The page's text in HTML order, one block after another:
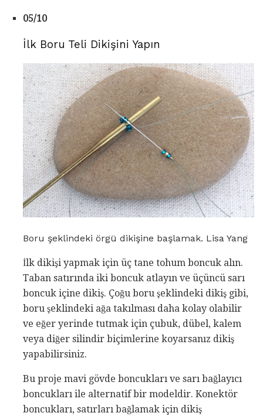
05/10
İlk Boru Teli Dikişini Yapın
Boru şeklindeki örgü dikişine başlamak. Lisa Yang
İlk dikişi yapmak için üç tane tohum boncuk alın.
Taban satırında iki boncuk atlayın ve üçüncü sarı
boncuk içine dikiş. Çoğu boru şeklindeki dikiş gibi,
boru şeklindeki ağa takılması daha kolay olabilir
ve eğer yerinde tutmak için çubuk, dübel, kalem
veya diğer silindir biçimlerine koyarsanız dikiş
yapabilirsiniz.
Bu proje mavi gövde boncukları ve sarı bağlayıcı
boncukları ile alternatif bir modeldir. Konektör
boncukları, satırları bağlamak için dikiş